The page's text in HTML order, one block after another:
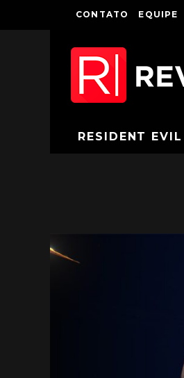
CONTATO EQUIPE
RESIDENT EVIL